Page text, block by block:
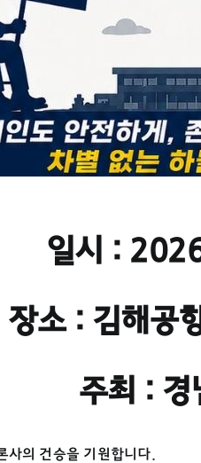
◦ 일시 :
장소 : 김해공
◦ 주최 : 경
사의 건승을 기원합니다.